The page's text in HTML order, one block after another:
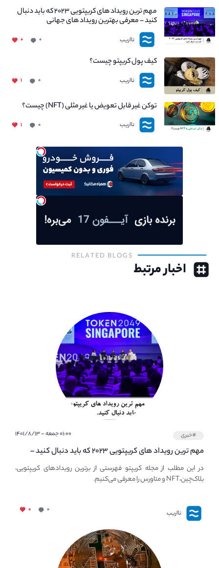
مهم ترین رویداد های کریپتویی ۲۰۲۳ که باید دنبال
کنید – معرفی بهترین رویداد های جهانی
نااریب ۰ ۰
کیف پول کریپتو چیست؟
نااریب ۰ ۱
توکن غیر قابل تعویض یا غیر مثلی (NFT) چیست؟
نااریب ۰ ۱
RELATED BLOGS
اخبار مرتبط
#خبری ۰۱:۰۰ جمعه - ۱۴۰۱/۸/۱۳
مهم ترین رویداد های کریپتویی ۲۰۲۳ که باید دنبال کنید –
معرفی بهترین رویداد های جهانی
در این مطلب از مجله کریپتو فهرستی از برترین رویدادهای کریپتویی،
بلاک‌چین،NFT و متاورس را معرفی می‌کنیم.
نااریب ۰ ۰